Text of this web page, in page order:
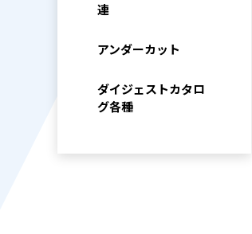
連
アンダーカット
ダイジェストカタロ
グ各種